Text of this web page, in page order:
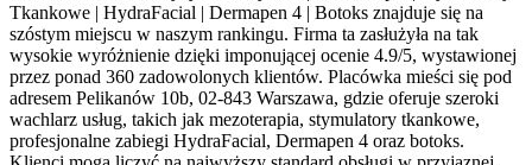
Tkankowe | HydraFacial | Dermapen 4 | Botoks znajduje się na
szóstym miejscu w naszym rankingu. Firma ta zasłużyła na tak
wysokie wyróżnienie dzięki imponującej ocenie 4.9/5, wystawionej
przez ponad 360 zadowolonych klientów. Placówka mieści się pod
adresem Pelikanów 10b, 02-843 Warszawa, gdzie oferuje szeroki
wachlarz usług, takich jak mezoterapia, stymulatory tkankowe,
profesjonalne zabiegi HydraFacial, Dermapen 4 oraz botoks.